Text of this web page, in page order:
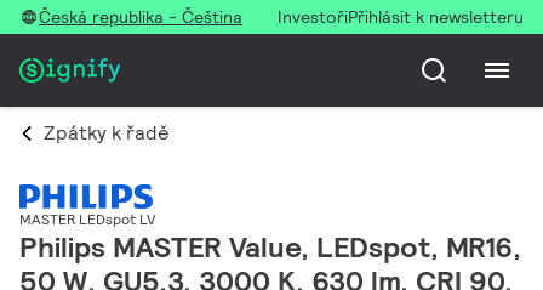
Česká republika - Čeština InvestořiPřihlásit k newsletteru
Zpátky k řadě
MASTER LEDspot LV
Philips MASTER Value, LEDspot, MR16,
50 W, GU5.3, 3000 K, 630 lm, CRI 90,